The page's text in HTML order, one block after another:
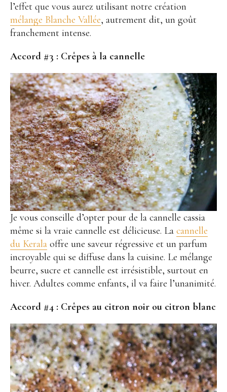
l’effet que vous aurez utilisant notre création
mélange Blanche Vallée, autrement dit, un goût
franchement intense.
Accord #3 : Crêpes à la cannelle
Je vous conseille d’opter pour de la cannelle cassia
même si la vraie cannelle est délicieuse. La cannelle
du Kerala offre une saveur régressive et un parfum
incroyable qui se diffuse dans la cuisine. Le mélange
beurre, sucre et cannelle est irrésistible, surtout en
hiver. Adultes comme enfants, il va faire l’unanimité.
Accord #4 : Crêpes au citron noir ou citron blanc